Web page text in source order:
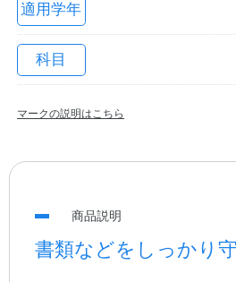
法人のお客
適用学年
科目
マークの説明はこちら
商品説明
書類などをしっかり